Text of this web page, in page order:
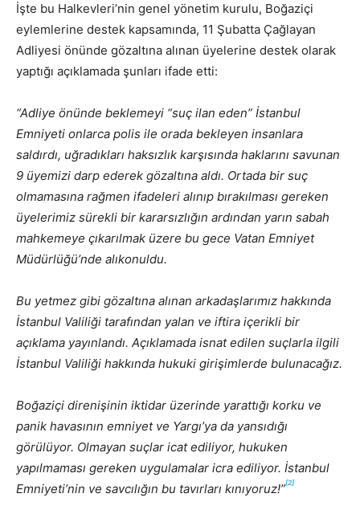
İşte bu Halkevleri’nin genel yönetim kurulu, Boğaziçi
eylemlerine destek kapsamında, 11 Şubatta Çağlayan
Adliyesi önünde gözaltına alınan üyelerine destek olarak
yaptığı açıklamada şunları ifade etti:
“Adliye önünde beklemeyi “suç ilan eden” İstanbul
Emniyeti onlarca polis ile orada bekleyen insanlara
saldırdı, uğradıkları haksızlık karşısında haklarını savunan
9 üyemizi darp ederek gözaltına aldı. Ortada bir suç
olmamasına rağmen ifadeleri alınıp bırakılması gereken
üyelerimiz sürekli bir kararsızlığın ardından yarın sabah
mahkemeye çıkarılmak üzere bu gece Vatan Emniyet
Müdürlüğü’nde alıkonuldu.
Bu yetmez gibi gözaltına alınan arkadaşlarımız hakkında
İstanbul Valiliği tarafından yalan ve iftira içerikli bir
açıklama yayınlandı. Açıklamada isnat edilen suçlarla ilgili
İstanbul Valiliği hakkında hukuki girişimlerde bulunacağız.
Boğaziçi direnişinin iktidar üzerinde yarattığı korku ve
panik havasının emniyet ve Yargı’ya da yansıdığı
görülüyor. Olmayan suçlar icat ediliyor, hukuken
yapılmaması gereken uygulamalar icra ediliyor. İstanbul
Emniyeti’nin ve savcılığın bu tavırları kınıyoruz!”[2]